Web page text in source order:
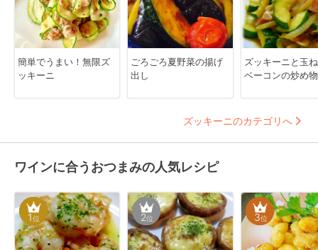
簡単でうまい！無限ズ
ッキーニ
ごろごろ夏野菜の揚げ
出し
ズッキーニと玉
ベーコンの炒め物
ズッキーニのカテゴリへ
ワインに合うおつまみの人気レシピ
1位 2位 3位